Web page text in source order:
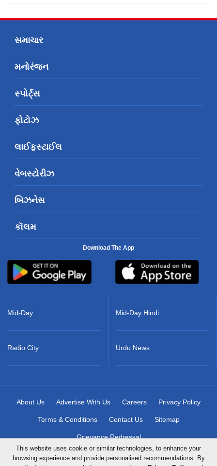
સમાચાર
મનોરંજન
સ્પોર્ટ્સ
ફોટોઝ
લાઈફસ્ટાઈલ
વેબસ્ટોરીઝ
બિઝનેસ
કૉલમ
Download The App
Mid-Day
Radio City
Mid-Day Hindi
Urdu News
About Us Advertise With Us Careers Privacy Policy
Terms & Conditions Contact Us Sitemap
Grievance Redressal
This website uses cookie or similar technologies, to enhance your
browsing experience and provide personalised recommendations. By